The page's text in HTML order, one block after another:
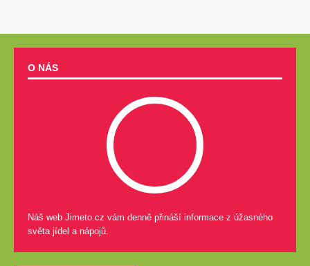
O NÁS
Náš web Jimeto.cz vám denně přináší informace z úžasného
světa jídel a nápojů.